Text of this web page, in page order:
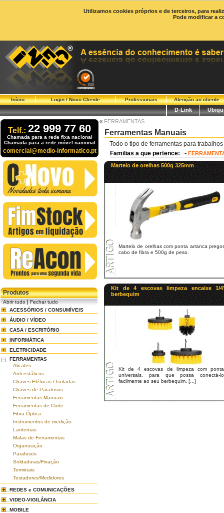
Utilizamos cookies próprios e de terceiros, para
Pode modificar a
Início Login / Novo Cliente Profissionais Atenção ao cliente
D-Link
Telf.: 22 999 77 60
Chamada para a rede fixa nacional
Chamada para a rede móvel nacional
comercial@medio-informatico.pt
Produtos
Abrir tudo|Fechar tudo
ACESSÓRIOS / CONSUMÍVEIS
ÁUDIO / VÍDEO
CASA / ESCRITÓRIO
INFORMÁTICA
ELETRICIDADE
FERRAMENTAS
Alicates
Anti-estáticos
Chaves Elétricas / Isoladas
Chaves de Parafusos
Ferramentas Manuais
Ferramentas de Corte
Fibra Óptica
Instrumentos de medição
Lanternas
Malas de Ferramentas
Organização
Parafusos
Soldaduras/Fixação
Terminais
Testadores/Medidores
REDES e COMUNICAÇÕES
VIDEO-VIGILÂNCIA
MOBILE
« FERRAMENTAS
Ferramentas Manuais
Todo o tipo de ferramentas para
Familias a que pertence: •
Martelo de orelhas 500g 325mm
Martelo de orelhas com ponta arranca
cabo de fibra e 500g de peso.
Kit de 4 escovas limpeza encaixe 1/
berbequim
Kit de 4 escovas de limpeza com
universais, para que possa conectá-
facilmente ao seu berbequim. [...]